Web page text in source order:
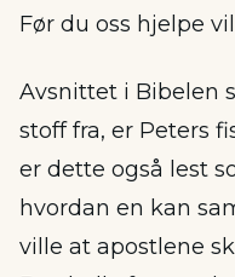
Før du oss hjelpe
Avsnittet i Bibelen
stoff fra, er Peters
er dette også lest
hvordan en kan
ville at apostlene